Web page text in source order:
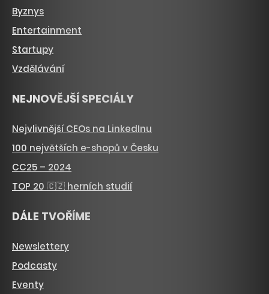
Byznys
Entertainment
Startupy
Vzdělávání
NEJNOVĚJŠÍ SPECIÁLY
Nejvlivnější CEOs na LinkedInu
100 největších e-shopů v Česku
CC25 – 2024
TOP 20 🇨🇿 herních studií
DÁLE TVOŘÍME
Newslettery
Podcasty
Eventy